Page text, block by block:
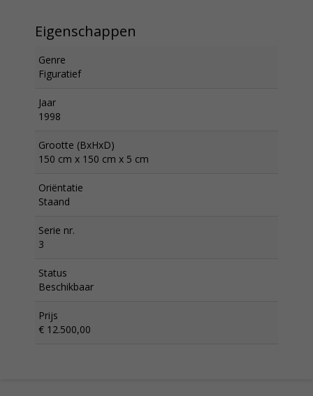
Eigenschappen
Genre
Figuratief
Jaar
1998
Grootte (BxHxD)
150 cm x 150 cm x 5 cm
Oriëntatie
Staand
Serie nr.
3
Status
Beschikbaar
Prijs
€ 12.500,00